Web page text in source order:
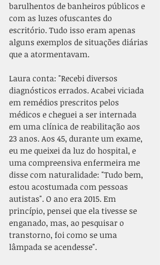
barulhentos de banheiros públicos e
com as luzes ofuscantes do
escritório. Tudo isso eram apenas
alguns exemplos de situações diárias
que a atormentavam.
Laura conta: "Recebi diversos
diagnósticos errados. Acabei viciada
em remédios prescritos pelos
médicos e cheguei a ser internada
em uma clínica de reabilitação aos
23 anos. Aos 45, durante um exame,
eu me queixei da luz do hospital, e
uma compreensiva enfermeira me
disse com naturalidade: "Tudo bem,
estou acostumada com pessoas
autistas". O ano era 2015. Em
princípio, pensei que ela tivesse se
enganado, mas, ao pesquisar o
transtorno, foi como se uma
lâmpada se acendesse".